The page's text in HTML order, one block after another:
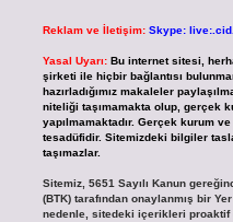
Reklam ve İletişim: Skype:
Yasal Uyarı: Bu internet sitesi,
şirketi ile hiçbir bağlantısı
hazırladığımız makaleler
niteliği taşımamakta olup, gerçek
yapılmamaktadır. Gerçek kurum
tesadüfidir. Sitemizdeki bilgiler
taşımazlar.
Sitemiz, 5651 Sayılı Kanun
(BTK) tarafından onaylanmış bir
nedenle, sitedeki içerikleri proaktif